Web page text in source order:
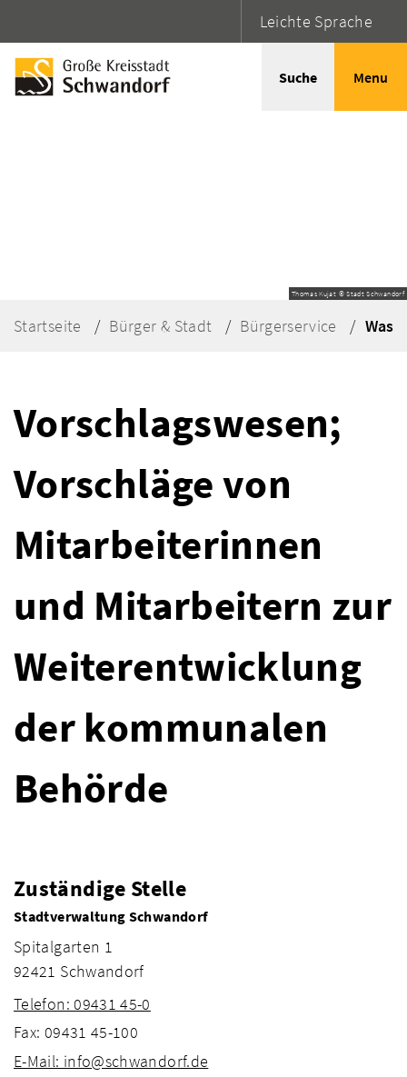
Leichte Sprache
Suche Menu
Thomas Kujat © Stadt Schwandorf
Startseite Bürger & Stadt Bürgerservice Was
Vorschlagswesen;
Vorschläge von
Mitarbeiterinnen
und Mitarbeitern zur
Weiterentwicklung
der kommunalen
Behörde
Zuständige Stelle
Stadtverwaltung Schwandorf
Spitalgarten 1
92421 Schwandorf
Telefon: 09431 45-0
Fax: 09431 45-100
E-Mail: info@schwandorf.de